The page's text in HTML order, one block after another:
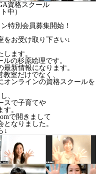
資格スクール
中）
特別会員募集開始！
をお受け取り下さい↓
ます。
の杉原絵理です。
新情報になります。
室だけでなく、
オンラインの資格スクールを
、
スで子育てや
。
で開きまして
なりました。
↓